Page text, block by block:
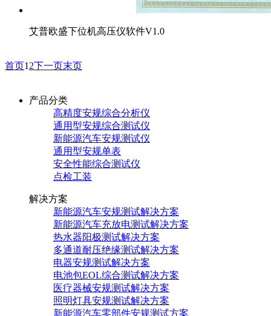
艾普欧盛下位机高压仪软件V1.0
首页1 2下一页末页
产品分类
高精度安规综合分析仪
通用型安规综合测试仪
新能源汽车安规测试仪
通用型安规单表
安全性能综合测试仪
点检工装
解决方案
新能源汽车安规测试解决方案
新能源汽车充放电测试解决方案
热水器阳极测试解决方案
多通道耐压绝缘测试解决方案
电器安规测试解决方案
电池包EOL综合测试解决方案
医疗器械安规测试解决方案
照明灯具安规测试解决方案
新能源汽车零部件安规测试方案